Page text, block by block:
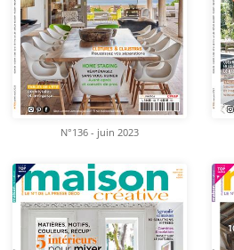
N°136 - juin 2023